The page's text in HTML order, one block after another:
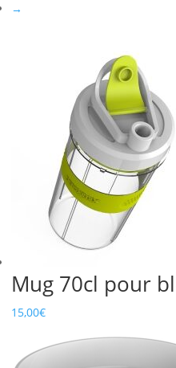
→
Mug 70cl pour
15,00€